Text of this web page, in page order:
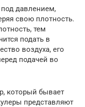
давлением,
свою плотность.
тем
подать в
воздуха, его
подачей во
который бывает
представляют